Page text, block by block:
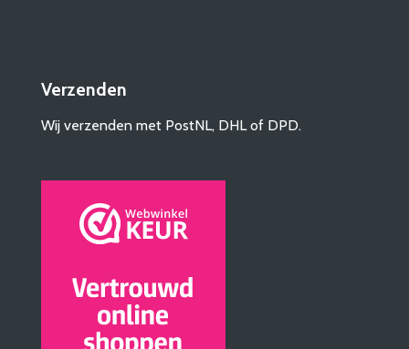
Verzenden
Wij verzenden met PostNL, DHL of DPD.